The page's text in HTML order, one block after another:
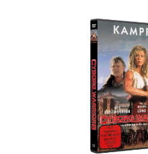
Bildergalerie überspringen